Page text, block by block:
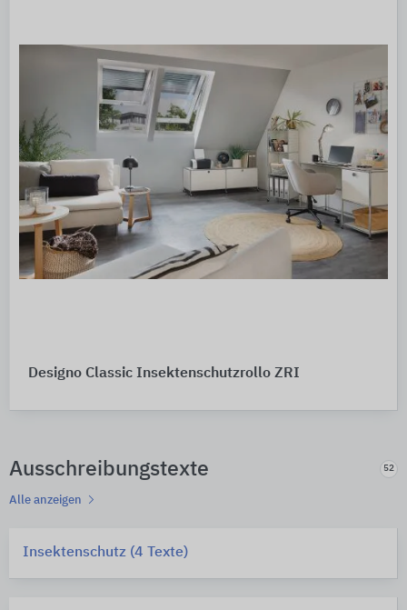
Designo Classic Insektenschutzrollo ZRI
Ausschreibungstexte 52
Alle anzeigen
Insektenschutz (4 Texte)